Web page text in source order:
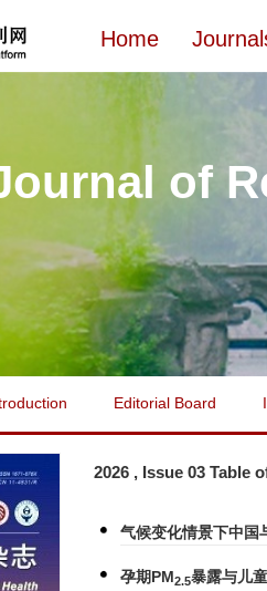
Home
of
Editorial Board
2026 , Issue 03 Table
气候变化情景下中国
孕期PM2.5暴露与儿